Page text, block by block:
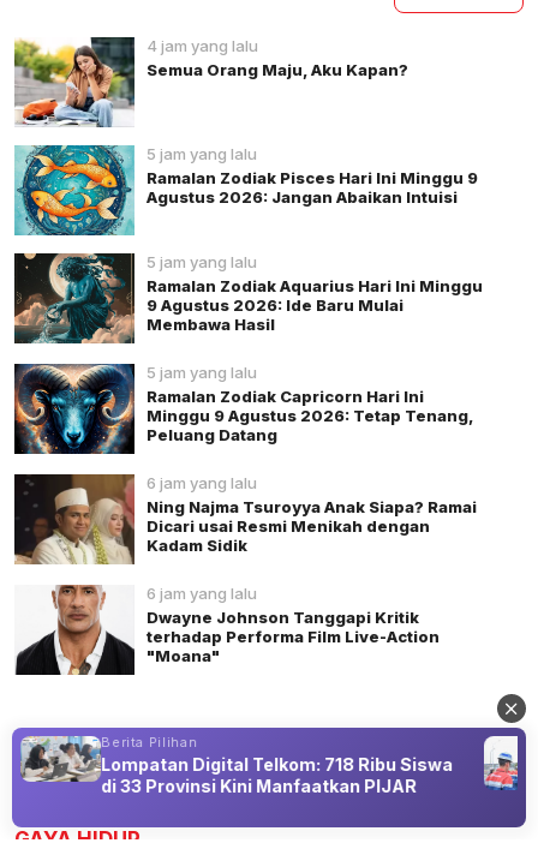
4 jam yang lalu
Semua Orang Maju, Aku Kapan?
5 jam yang lalu
Ramalan Zodiak Pisces Hari Ini Minggu 9
Agustus 2026: Jangan Abaikan Intuisi
5 jam yang lalu
Ramalan Zodiak Aquarius Hari Ini Minggu
9 Agustus 2026: Ide Baru Mulai
Membawa Hasil
5 jam yang lalu
Ramalan Zodiak Capricorn Hari Ini
Minggu 9 Agustus 2026: Tetap Tenang,
Peluang Datang
6 jam yang lalu
Ning Najma Tsuroyya Anak Siapa? Ramai
Dicari usai Resmi Menikah dengan
Kadam Sidik
6 jam yang lalu
Dwayne Johnson Tanggapi Kritik
terhadap Performa Film Live-Action
"Moana"
Advertisement
GAYA HIDUP
Berita Pilihan
Lompatan Digital Telkom: 718 Ribu Siswa
di 33 Provinsi Kini Manfaatkan PIJAR